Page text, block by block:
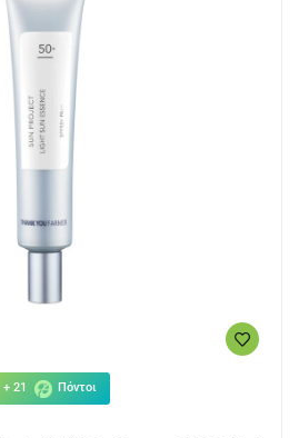
+ 21 Πόντοι